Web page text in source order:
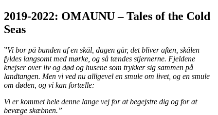
2019-2022: OMAUNU – Tales of the Cold
Seas
”Vi bor på bunden af en skål, dagen går, det bliver aften, skålen
fyldes langsomt med mørke, og så tændes stjernerne. Fjeldene
knejser over liv og død og husene som trykker sig sammen på
landtangen. Men vi ved nu alligevel en smule om livet, og en smule
om døden, og vi kan fortælle:
Vi er kommet hele denne lange vej for at begejstre dig og for at
bevæge skæbnen.”